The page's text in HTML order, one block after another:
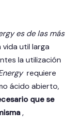
es de las más
util larga
la utilización
requiere
ácido abierto,
que se
,